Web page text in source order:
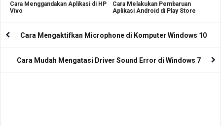
Cara Menggandakan Aplikasi di HP
Vivo
Cara Melakukan Pembaruan
Aplikasi Android di Play Store
Cara Mengaktifkan Microphone di Komputer Windows 10
Cara Mudah Mengatasi Driver Sound Error di Windows 7